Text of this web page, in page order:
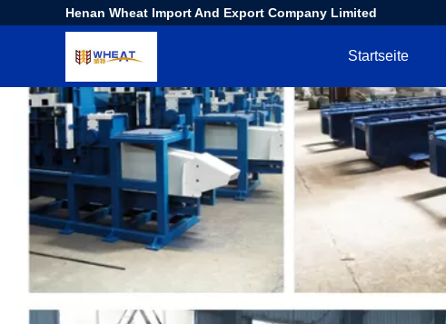
Henan Wheat Import And Export Company Limited
Startseite